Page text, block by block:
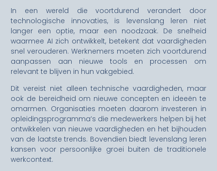
In een wereld die voortdurend verandert door
technologische innovaties, is levenslang leren niet
langer een optie, maar een noodzaak. De snelheid
waarmee AI zich ontwikkelt, betekent dat vaardigheden
snel verouderen. Werknemers moeten zich voortdurend
aanpassen aan nieuwe tools en processen om
relevant te blijven in hun vakgebied.
Dit vereist niet alleen technische vaardigheden, maar
ook de bereidheid om nieuwe concepten en ideeën te
omarmen. Organisaties moeten daarom investeren in
opleidingsprogramma’s die medewerkers helpen bij het
ontwikkelen van nieuwe vaardigheden en het bijhouden
van de laatste trends. Bovendien biedt levenslang leren
kansen voor persoonlijke groei buiten de traditionele
werkcontext.